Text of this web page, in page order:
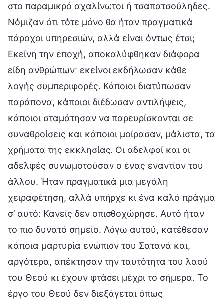
στο παραμικρό αχαλίνωτοι ή τσαπατσούληδες.
Νόμιζαν ότι τότε μόνο θα ήταν πραγματικά
πάροχοι υπηρεσιών, αλλά είναι όντως έτσι;
Εκείνη την εποχή, αποκαλύφθηκαν διάφορα
είδη ανθρώπων· εκείνοι εκδήλωσαν κάθε
λογής συμπεριφορές. Κάποιοι διατύπωσαν
παράπονα, κάποιοι διέδωσαν αντιλήψεις,
κάποιοι σταμάτησαν να παρευρίσκονται σε
συναθροίσεις και κάποιοι μοίρασαν, μάλιστα, τα
χρήματα της εκκλησίας. Οι αδελφοί και οι
αδελφές συνωμοτούσαν ο ένας εναντίον του
άλλου. Ήταν πραγματικά μια μεγάλη
χειραφέτηση, αλλά υπήρχε κι ένα καλό πράγμα
σ’ αυτό: Κανείς δεν οπισθοχώρησε. Αυτό ήταν
το πιο δυνατό σημείο. Λόγω αυτού, κατέθεσαν
κάποια μαρτυρία ενώπιον του Σατανά και,
αργότερα, απέκτησαν την ταυτότητα του λαού
του Θεού κι έχουν φτάσει μέχρι το σήμερα. Το
έργο του Θεού δεν διεξάγεται όπως